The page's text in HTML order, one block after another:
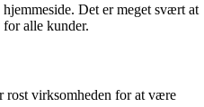
Det er meget svært at
alle kunder.
rost virksomheden for at være